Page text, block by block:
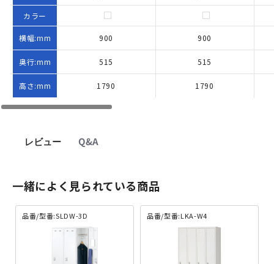
カラー
横幅:mm
奥行:mm
高さ:mm
900
515
1790
900
515
1790
レビュー Q&A
一緒によく見られている商品
品番/型番:SLDW-3D 品番/型番:LKA-W4